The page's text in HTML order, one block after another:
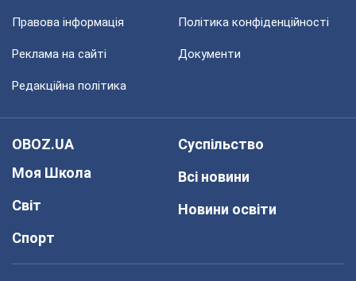
Правова інформація Політика конфіденційності
Реклама на сайті Документи
Редакційна політика
OBOZ.UA
Моя Школа
Світ
Спорт
Суспільство
Всі новини
Новини освіти